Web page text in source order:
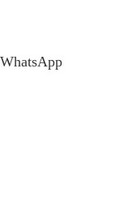
WhatsApp